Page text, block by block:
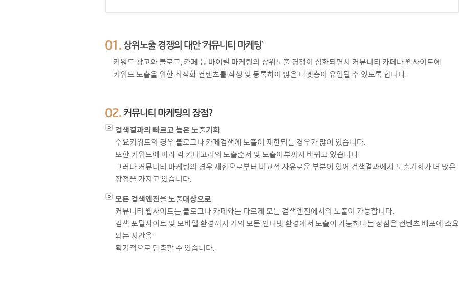
키워드 광고와 블로그, 카페 등 바이럴 마케팅의 상위노출 경쟁이 심화되면서 커뮤니티 카페나 웹사이트에
키워드 노출을 위한 최적화 컨텐츠를 작성 및 등록하여 많은 타겟층이 유입될 수 있도록 합니다.
검색결과의 빠르고 높은 노출기회
주요키워드의 경우 블로그나 카페검색에 노출이 제한되는 경우가 많이 있습니다.
또한 키워드에 따라 각 카테고리의 노출순서 및 노출여부까지 바뀌고 있습니다.
그러나 커뮤니티 마케팅의 경우 제한으로부터 비교적 자유로운 부분이 있어 검색결과에서 노출기회가 더 많은
장점을 가지고 있습니다.
모든 검색엔진을 노출대상으로
커뮤니티 웹사이트는 블로그나 카페와는 다르게 모든 검색엔진에서의 노출이 가능합니다.
검색 포털사이트 및 모바일 환경까지 거의 모든 인터넷 환경에서 노출이 가능하다는 장점은 컨텐츠 배포에 소요
되는 시간을
획기적으로 단축할 수 있습니다.